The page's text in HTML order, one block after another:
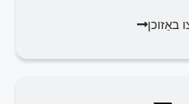
באַזוכן